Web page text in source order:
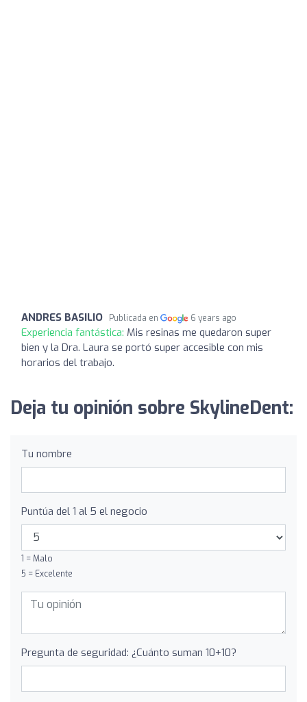
ANDRES BASILIO Publicada en 6 years ago
Experiencia fantástica: Mis resinas me quedaron super
bien y la Dra. Laura se portó super accesible con mis
horarios del trabajo.
Deja tu opinión sobre SkylineDent:
Tu nombre
Puntúa del 1 al 5 el negocio
1 = Malo
5 = Excelente
Pregunta de seguridad: ¿Cuánto suman 10+10?